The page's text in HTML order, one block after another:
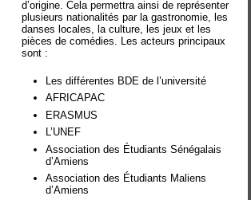
d’origine. Cela permettra ainsi de représenter
plusieurs nationalités par la gastronomie, les
danses locales, la culture, les jeux et les
pièces de comédies. Les acteurs principaux
sont :
Les différentes BDE de l’université
AFRICAPAC
ERASMUS
L’UNEF
Association des Étudiants Sénégalais
d’Amiens
Association des Étudiants Maliens
d’Amiens